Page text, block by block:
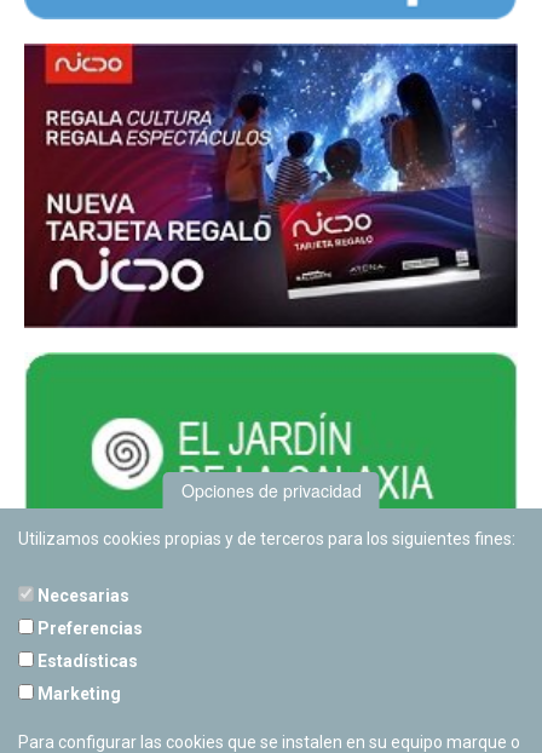
Cerrado Temporalmente
Opciones de privacidad
Utilizamos cookies propias y de terceros para los siguientes fines:
Necesarias
Preferencias
Estadísticas
Marketing
Para configurar las cookies que se instalen en su equipo marque o